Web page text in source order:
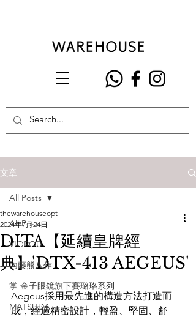
文章
All Posts
VIOROU
內藤熊八作
掌 金子眼鏡旗下賽璐珞系列
MATSUDA
All Posts
DITA【延續皇牌經
典】'DTX-413 AEGEUS'
thewarehouseopt
2024年7月24日
Aegeus採用最先進的構造方法打造而
成，經過精密設計，輕盈、堅固、舒